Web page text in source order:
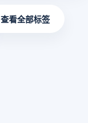
查看全部标签